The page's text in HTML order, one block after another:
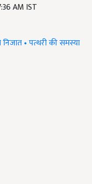
AM IST
• पत्थरी की समस्या